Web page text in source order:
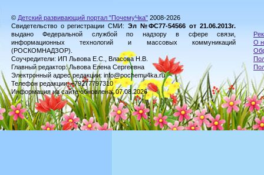
© Детский развивающий портал "ПочемуЧка" 2008-2026
Свидетельство о регистрации СМИ: Эл №ФС77-54566 от 21.06.2013г.
выдано Федеральной службой по надзору в сфере связи,
информационных технологий и массовых коммуникаций
(РОСКОМНАДЗОР).
Соучредители: ИП Львова Е.С., Власова Н.В.
Главный редактор: Львова Елена Сергеевна
Электронный адрес редакции: info@pochemu4ka.ru
Телефон редакции: +79277797310
Информация на сайте обновлена: 07.08.2026
О